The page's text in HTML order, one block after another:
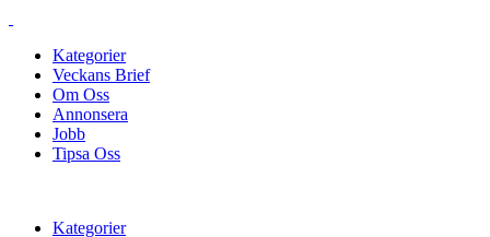
Kategorier
Veckans Brief
Om Oss
Annonsera
Jobb
Tipsa Oss
Kategorier